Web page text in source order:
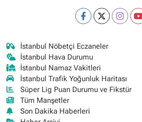
İstanbul Nöbetçi Eczaneler
İstanbul Hava Durumu
İstanbul Namaz Vakitleri
İstanbul Trafik Yoğunluk Haritası
Süper Lig Puan Durumu ve Fikstür
Tüm Manşetler
Son Dakika Haberleri